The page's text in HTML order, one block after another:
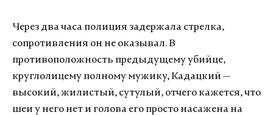
Через два часа полиция задержала стрелка,
сопротивления он не оказывал. В
противоположность предыдущему убийце,
круглолицему полному мужику, Кадацкий —
высокий, жилистый, сутулый, отчего кажется, что
шеи у него нет и голова его просто насажена на